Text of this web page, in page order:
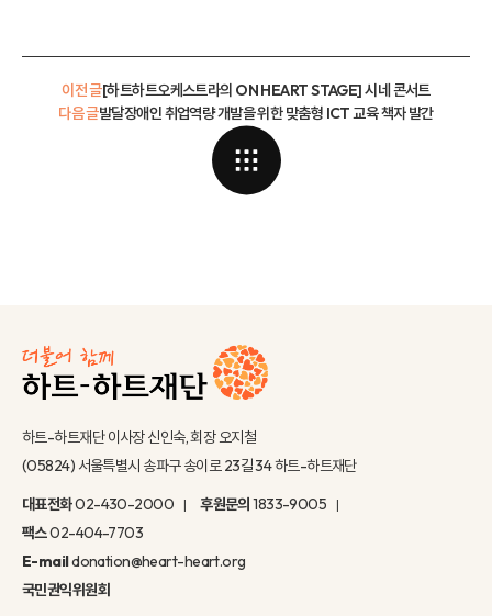
이전 글[하트하트오케스트라의 ON HEART STAGE] 시네 콘서트
발달장애인 취업역량 개발을 위한 맞춤형 ICT 교육 책자 발간
다음 글
하트-하트재단 이사장 신인숙, 회장 오지철
(05824) 서울특별시 송파구 송이로 23길 34 하트-하트재단
대표전화02-430-2000 후원문의1833-9005
팩스02-404-7703
E-maildonation@heart-heart.org
국민권익위원회